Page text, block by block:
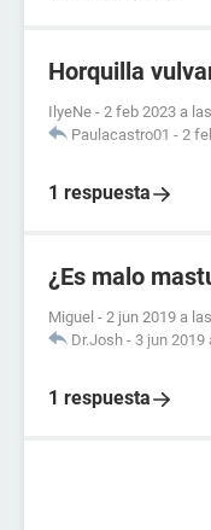
Horquilla
IlyeNe - 2 feb 2023 a
Paulacastro01 - 2
1 respuesta
¿Es malo
Miguel - 2 jun 2019 a
Dr.Josh - 3 jun 2019
1 respuesta